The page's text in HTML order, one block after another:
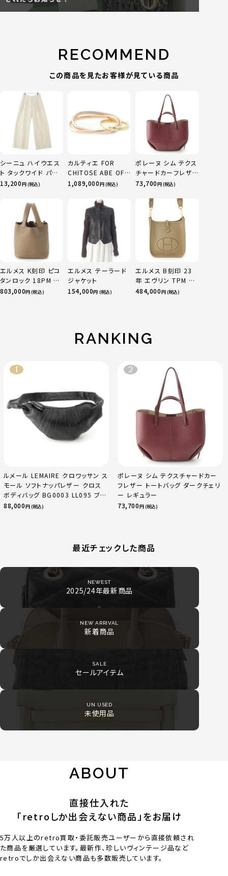
RECOMMEND
この商品を見たお客様が見ている商品
シーニュ ハイウエス
ト タックワイド パン
ツ ボトムス オフホワ
13,200円 (税込)
カルティエ FOR
CHITOSE ABE OF
sacai サカイ 750
ニティ リング 指輪 マ
ルチカラー 50 51
52 24.9g
1,089,000円 (税込)
ポレーヌ シム テクス
チャードカーフレザ
ー トートバッグ ダー
73,700円 (税込)
エルメス K刻印 ピコ
タンロック 18PM ト
リヨン ハンドバッグ
803,000円 (税込)
エルメス テーラード
ジャケット
154,000円 (税込)
エルメス B刻印 23
年 エヴリン TPM 16
アマゾン トリヨンク
484,000円 (税込)
RANKING
ルメール LEMAIRE クロワッサン ス
モール ソフトナッパレザー クロス
ボディバッグ BG0003 LL095 ブラ
ック
88,000円 (税込)
ポレーヌ シム テクスチャードカー
フレザー トートバッグ ダークチェリ
ー レギュラー
73,700円 (税込)
最近チェックした商品
NEWEST
2025/24年最新商品
NEW ARRIVAL
新着商品
SALE
セールアイテム
UN USED
未使用品
ABOUT
直接仕入れた
「retroしか出会えない商品」をお届け
5万人以上のretro買取・委託販売ユーザーから直接依頼され
た商品を厳選しています。最新作、珍しいヴィンテージ品など
retroでしか出会えない商品も多数販売しています。